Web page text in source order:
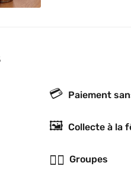
💳 Paiement
🖼 Collecte à la
👯‍♂️ Groupes